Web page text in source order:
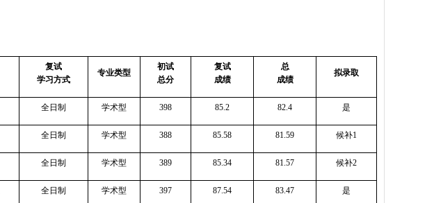
复试
学习方式
专业类型
初试
总分
复试
成绩
总
成绩
拟录取
全日制 学术型 398 85.2 82.4 是
全日制 学术型 388 85.58 81.59 候补1
全日制 学术型 389 85.34 81.57 候补2
全日制 学术型 397 87.54 83.47 是